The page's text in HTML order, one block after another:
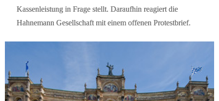
Kassenleistung in Frage stellt. Daraufhin reagiert die
Hahnemann Gesellschaft mit einem offenen Protestbrief.